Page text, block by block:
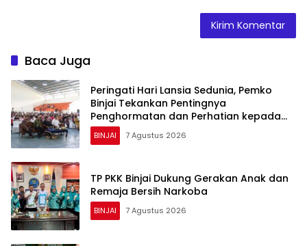
Baca Juga
Peringati Hari Lansia Sedunia, Pemko
Binjai Tekankan Pentingnya
Penghormatan dan Perhatian kepada
Lansia
BINJAI 7 Agustus 2026
TP PKK Binjai Dukung Gerakan Anak dan
Remaja Bersih Narkoba
BINJAI 7 Agustus 2026